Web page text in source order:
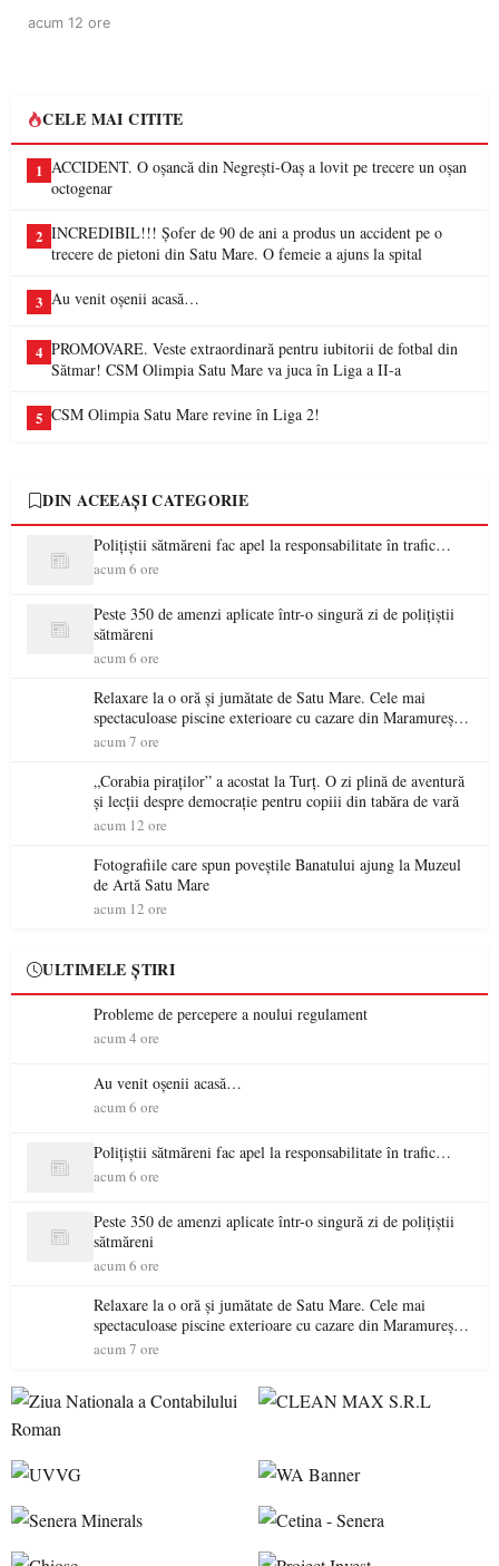
acum 12 ore
CELE MAI CITITE
1 ACCIDENT. O oșancă din Negrești-Oaș a lovit pe trecere un oșan
octogenar
2 INCREDIBIL!!! Șofer de 90 de ani a produs un accident pe o
trecere de pietoni din Satu Mare. O femeie a ajuns la spital
3 Au venit oșenii acasă…
4 PROMOVARE. Veste extraordinară pentru iubitorii de fotbal din
Sătmar! CSM Olimpia Satu Mare va juca în Liga a II-a
5 CSM Olimpia Satu Mare revine în Liga 2!
DIN ACEEAȘI CATEGORIE
Polițiștii sătmăreni fac apel la responsabilitate în trafic…
acum 6 ore
Peste 350 de amenzi aplicate într-o singură zi de polițiștii
sătmăreni
acum 6 ore
Relaxare la o oră și jumătate de Satu Mare. Cele mai
spectaculoase piscine exterioare cu cazare din Maramureș,
ideale pentru o escapadă de vară
acum 7 ore
„Corabia piraților” a acostat la Turț. O zi plină de aventură
și lecții despre democrație pentru copiii din tabăra de vară
acum 12 ore
Fotografiile care spun poveștile Banatului ajung la Muzeul
de Artă Satu Mare
acum 12 ore
ULTIMELE ȘTIRI
Probleme de percepere a noului regulament
acum 4 ore
Au venit oșenii acasă…
acum 6 ore
Polițiștii sătmăreni fac apel la responsabilitate în trafic…
acum 6 ore
Peste 350 de amenzi aplicate într-o singură zi de polițiștii
sătmăreni
acum 6 ore
Relaxare la o oră și jumătate de Satu Mare. Cele mai
spectaculoase piscine exterioare cu cazare din Maramureș,
ideale pentru o escapadă de vară
acum 7 ore